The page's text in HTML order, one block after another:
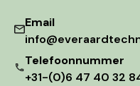
Email
Telefoonnummer
+31-(0)6 47 40 32